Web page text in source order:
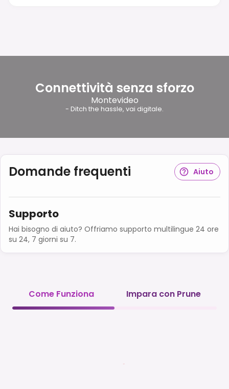
Connettività senza sforzo
Montevideo
- Ditch the hassle, vai digitale.
Domande frequenti Aiuto
Supporto
Hai bisogno di aiuto? Offriamo supporto multilingue 24 ore
su 24, 7 giorni su 7.
Come Funziona Impara con Prune